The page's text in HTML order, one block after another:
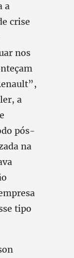
a
crise
nos
a
pós-
na
tipo